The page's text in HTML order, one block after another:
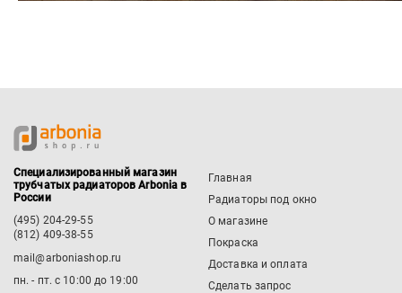
Специализированный магазин
трубчатых радиаторов Arbonia в
России
(495) 204-29-55
(812) 409-38-55
mail@arboniashop.ru
пн. - пт. с 10:00 до 19:00
Главная
Радиаторы под окно
О магазине
Покраска
Доставка и оплата
Сделать запрос